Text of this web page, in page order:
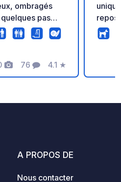
ombragés
pas
infinie et
en pleine nature
ou
et réservez
76
Commentaires
4.1
Note
★
repos
et
A PROPOS DE
Nous contacter